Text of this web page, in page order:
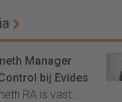
Manager
bij Evides
RA is vast...